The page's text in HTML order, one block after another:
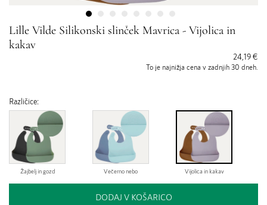
Lille Vilde Silikonski slinček Mavrica - Vijolica in
kakav
24,19 €
To je najnižja cena v zadnjih 30 dneh.
Različice:
Žajbelj in gozd Večerno nebo Vijolica in kakav
DODAJ V KOŠARICO